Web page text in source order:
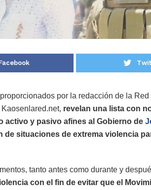
por la redacción de la
revelan una lista con
activo y pasivo afines al Gobierno de
de situaciones de extrema violencia
tanto antes como durante y
con el fin de evitar que el